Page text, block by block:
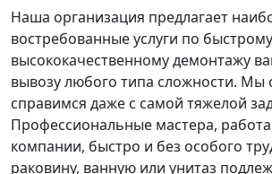
Наша организация предлагает
востребованные услуги по
высококачественному демонтажу
вывозу любого типа сложности. Мы
справимся даже с самой тяжелой
Профессиональные мастера,
компании, быстро и без особого
раковину, ванную или унитаз